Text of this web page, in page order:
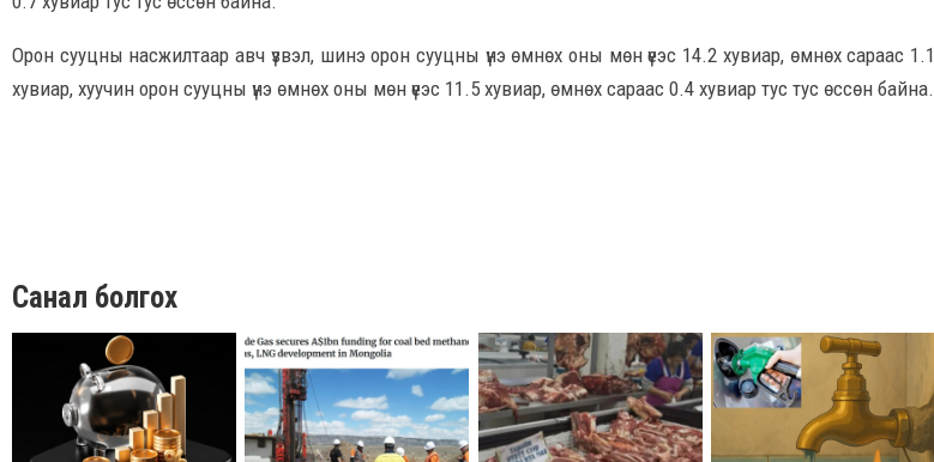
Орон сууцны насжилтаар авч үзвэл, шинэ орон сууцны үнэ өмнөх оны мөн үеэс 14.2 хувиар, өмнөх сараас 1.1
хувиар, хуучин орон сууцны үнэ өмнөх оны мөн үеэс 11.5 хувиар, өмнөх сараас 0.4 хувиар тус тус өссөн байна.
Санал болгох